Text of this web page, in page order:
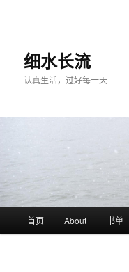
细水长流
认真生活，过好每一天
首页 About 书单